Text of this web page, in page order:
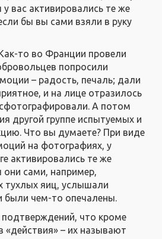
вас активировались те же
бы вы сами взяли в руку
то во Франции провели
попросили
– радость, печаль; дали
и на лице отразилось
А потом
другой группе испытуемых и
Что вы думаете? При виде
на фотографиях, у
активировались те же
они сами, например,
тухлых яиц, услышали
были чем-то опечалены.
что кроме
«действия» – их называют